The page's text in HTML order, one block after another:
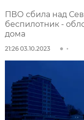
ПВО сбила над
беспилотник -
дома
21:26 03.10.2023